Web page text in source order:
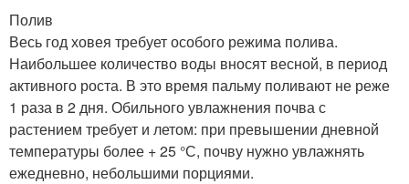
Полив
Весь год ховея требует особого режима полива.
Наибольшее количество воды вносят весной, в период
активного роста. В это время пальму поливают не реже
1 раза в 2 дня. Обильного увлажнения почва с
растением требует и летом: при превышении дневной
температуры более + 25 °С, почву нужно увлажнять
ежедневно, небольшими порциями.